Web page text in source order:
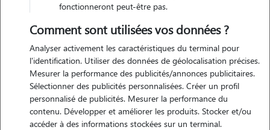
Motivation
J'adore les animaux et les animaux m'adorent. Je n'ai pas peur des
animaux et je n'ai pas peur de mettre les mains dans le bain ou
ramasser les excréments lors des balades ! Je suis douce et joueuse
avec eux et je suis responsable en toutes circonstances. Garder des
fonctionneront peut-être pas.
Comment sont utilisées vos données ?
Analyser activement les caractéristiques du terminal pour
l'identification. Utiliser des données de géolocalisation précises.
Mesurer la performance des publicités/annonces publicitaires.
Sélectionner des publicités personnalisées. Créer un profil
personnalisé de publicités. Mesurer la performance du
contenu. Développer et améliorer les produits. Stocker et/ou
accéder à des informations stockées sur un terminal.